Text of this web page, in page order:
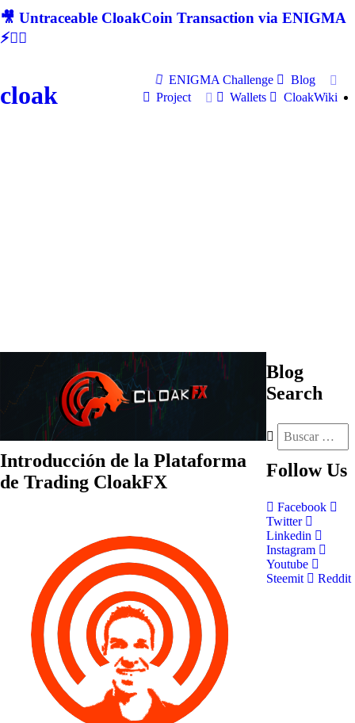
🎥 Untraceable CloakCoin Transaction via ENIGMA
⚡🕵‍♂
cloak
ENIGMA Challenge
Blog
Project
Wallets CloakWiki
Introducción de la Plataforma
de Trading CloakFX
Blog
Search
Follow Us
Facebook
Twitter
Linkedin
Instagram
Youtube
Steemit
Reddit